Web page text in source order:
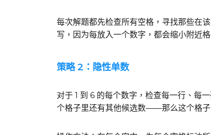
每次解题都先检查所有空格，寻找那些在
写，因为每放入一个数字，都会缩小附近
策略 2：隐性单数
对于 1 到 6 的每个数字，检查每一行、每
个格子里还有其他候选数——那么这个格子